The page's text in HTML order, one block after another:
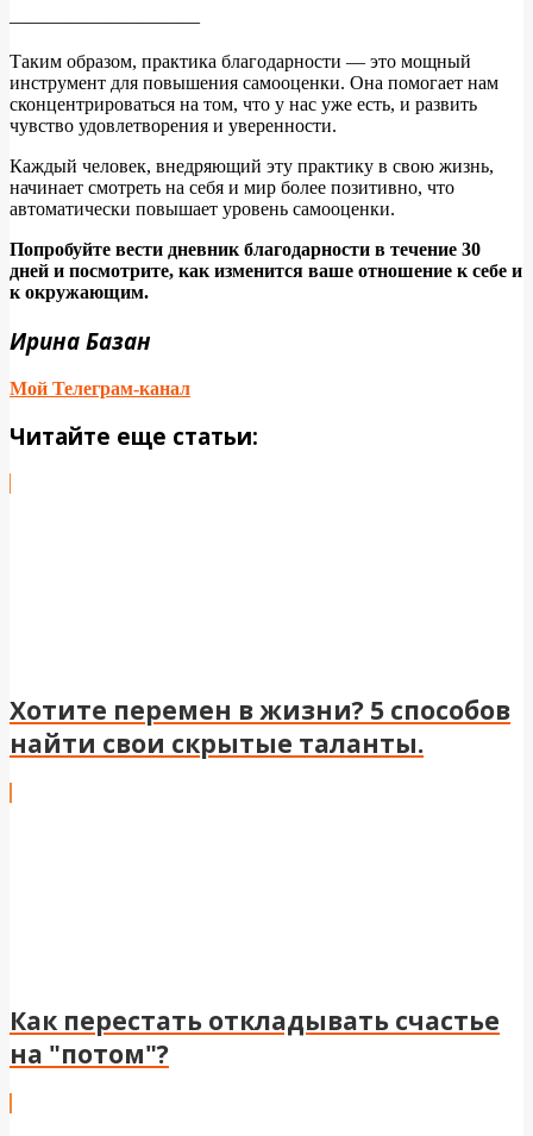
——————————
Таким образом, практика благодарности — это мощный
инструмент для повышения самооценки. Она помогает нам
сконцентрироваться на том, что у нас уже есть, и развить
чувство удовлетворения и уверенности.
Каждый человек, внедряющий эту практику в свою жизнь,
начинает смотреть на себя и мир более позитивно, что
автоматически повышает уровень самооценки.
Попробуйте вести дневник благодарности в течение 30
дней и посмотрите, как изменится ваше отношение к себе и
к окружающим.
Ирина Базан
Мой Телеграм-канал
Читайте еще статьи:
Хотите перемен в жизни? 5 способов
найти свои скрытые таланты.
Как перестать откладывать счастье
на "потом"?